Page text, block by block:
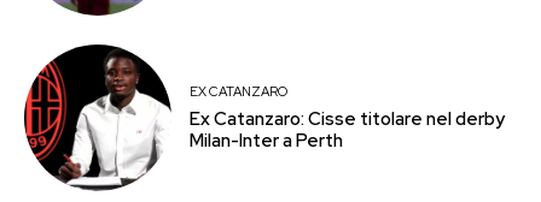
EX CATANZARO
Ex Catanzaro: Cisse titolare nel derby
Milan-Inter a Perth